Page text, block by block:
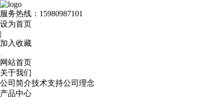
服务热线： 15980987101
设为首页
|
加入收藏
网站首页
关于我们
公司简介技术支持公司理念
产品中心